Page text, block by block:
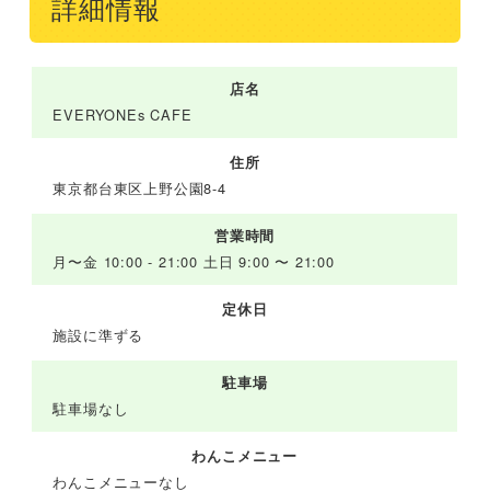
詳細情報
店名
EVERYONEs CAFE
住所
東京都台東区上野公園8-4
営業時間
月〜金 10:00 - 21:00 土日 9:00 〜 21:00
定休日
施設に準ずる
駐車場
駐車場なし
わんこメニュー
わんこメニューなし